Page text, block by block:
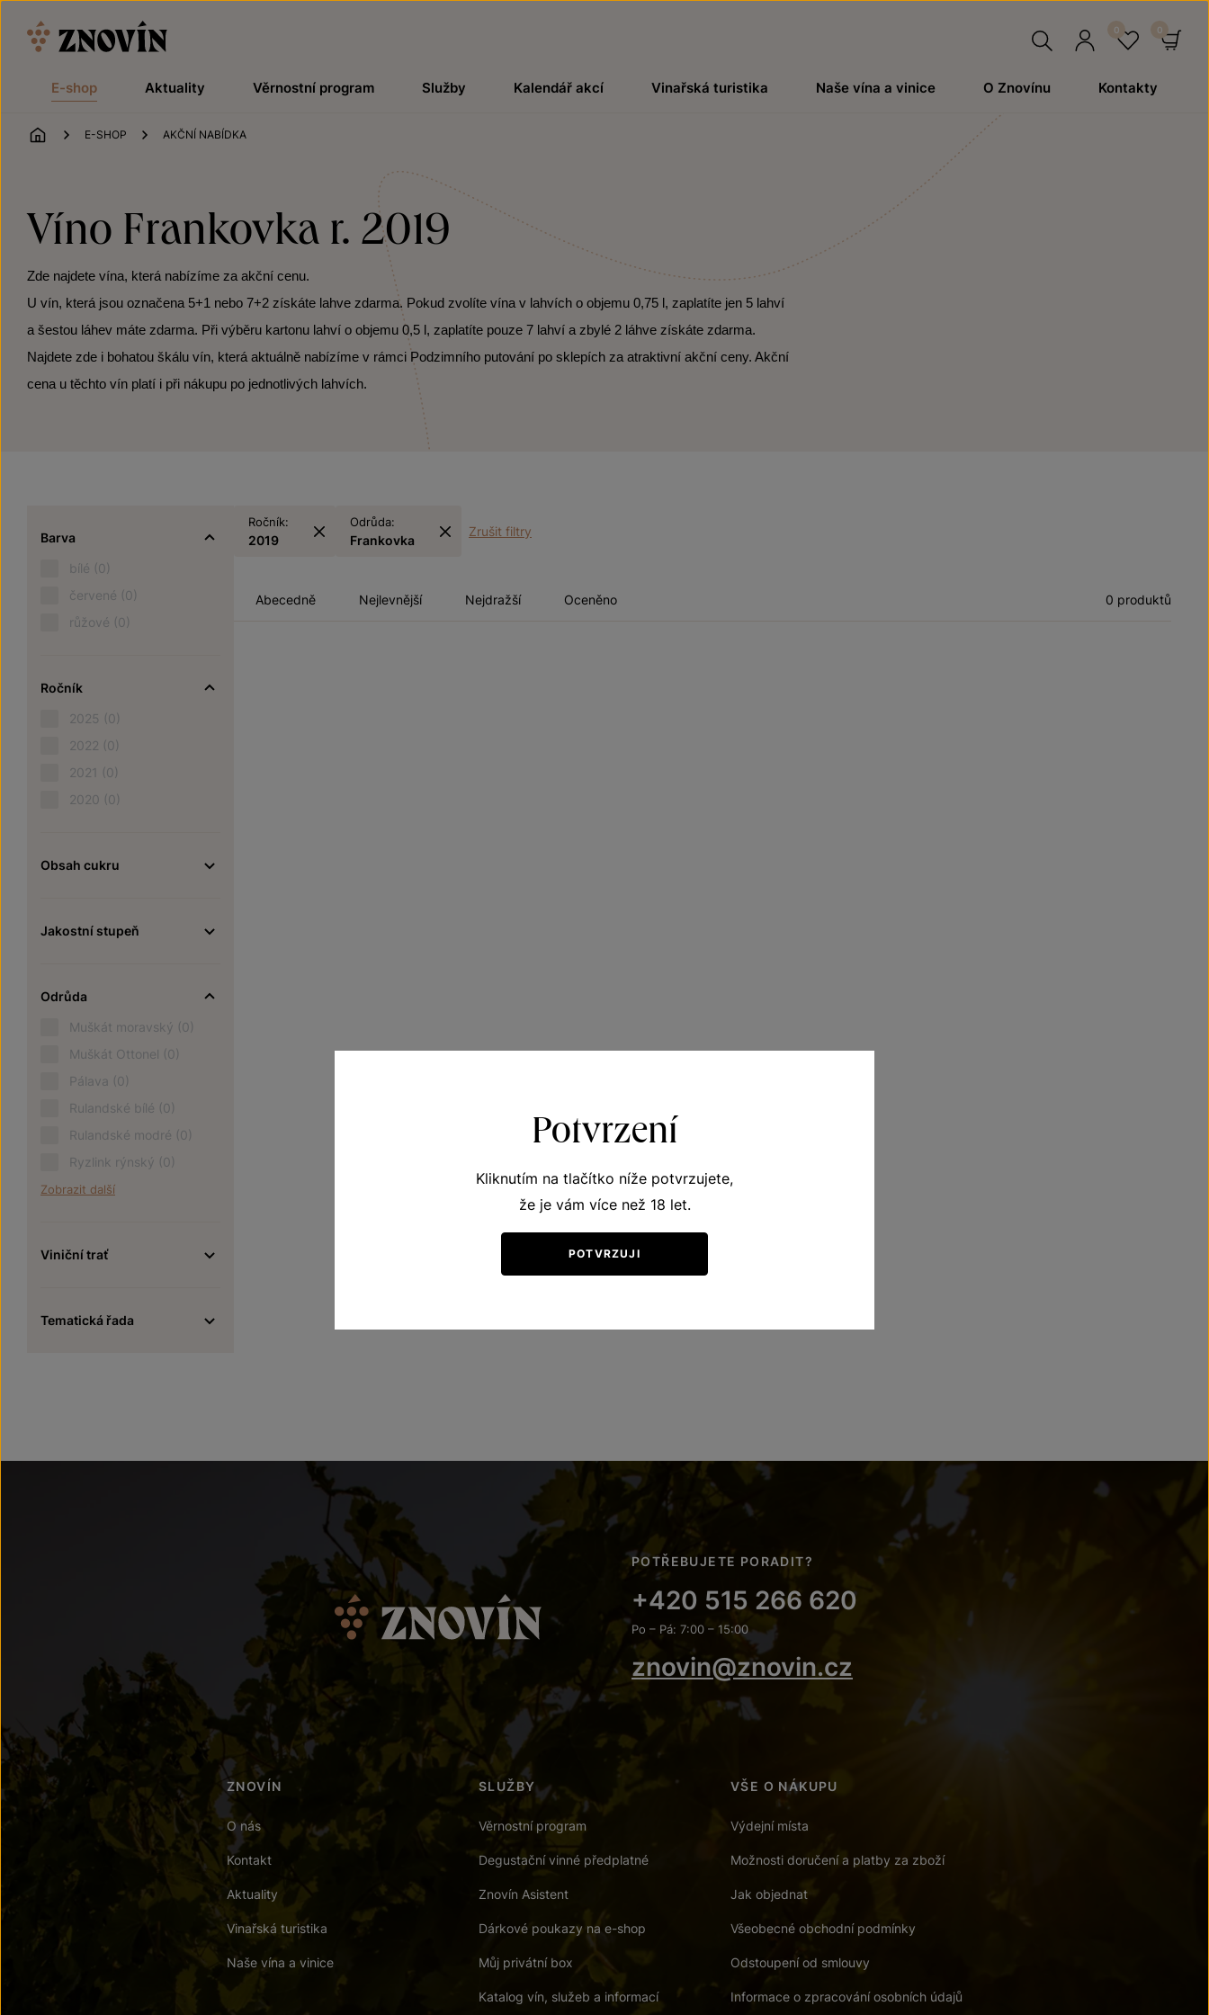
E-shop Aktuality Věrnostní program Služby Kalendář akcí Vinařská turistika Naše vína a vinice O Znovínu Kontakty
ÚVOD
E-SHOP AKČNÍ NABÍDKA
Víno Frankovka r. 2019
Zde najdete vína, která nabízíme za akční cenu.
U vín, která jsou označena 5+1 nebo 7+2 získáte lahve zdarma. Pokud zvolíte vína v lahvích o objemu 0,75 l, zaplatíte jen 5 lahví
a šestou láhev máte zdarma. Při výběru kartonu lahví o objemu 0,5 l, zaplatíte pouze 7 lahví a zbylé 2 láhve získáte zdarma.
Najdete zde i bohatou škálu vín, která aktuálně nabízíme v rámci Podzimního putování po sklepích za atraktivní akční ceny. Akční
cena u těchto vín platí i při nákupu po jednotlivých lahvích.
Barva
bílé (0)
červené (0)
růžové (0)
Ročník
2025 (0)
2022 (0)
2021 (0)
2020 (0)
Obsah cukru
Jakostní stupeň
Odrůda
Muškát moravský (0)
Muškát Ottonel (0)
Pálava (0)
Rulandské bílé (0)
Rulandské modré (0)
Ryzlink rýnský (0)
Zobrazit další
Viniční trať
Tematická řada
Ročník:
2019
Odrůda:
Frankovka
Zrušit filtry
Abecedně Nejlevnější Nejdražší Oceněno 0 produktů
POTŘEBUJETE PORADIT?
+420 515 266 620
Po – Pá: 7:00 – 15:00
znovin@znovin.cz
ZNOVÍN
O nás
Kontakt
Aktuality
Vinařská turistika
Naše vína a vinice
SLUŽBY
Věrnostní program
Degustační vinné předplatné
Znovín Asistent
Dárkové poukazy na e-shop
Můj privátní box
Katalog vín, služeb a informací
VŠE O NÁKUPU
Výdejní místa
Možnosti doručení a platby za zboží
Jak objednat
Všeobecné obchodní podmínky
Odstoupení od smlouvy
Informace o zpracování osobních údajů
Potvrzení
Kliknutím na tlačítko níže potvrzujete,
že je vám více než 18 let.
POTVRZUJI